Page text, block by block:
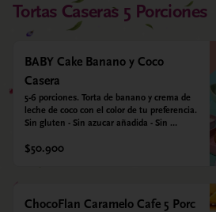
Tortas Caseras 5 Porciones
BABY Cake Banano y Coco
Casera
5-6 porciones. Torta de banano y crema de
leche de coco con el color de tu preferencia.
Sin gluten - Sin azucar añadida - Sin
Lacteos
$50.900
ChocoFlan Caramelo Cafe 5 Porc